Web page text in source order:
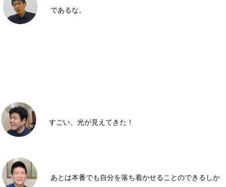
であるな。
すごい、光が見えてきた！
あとは本番でも自分を落ち着かせることのできるしか